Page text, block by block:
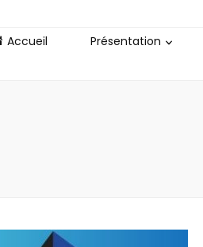
Accueil Présentation